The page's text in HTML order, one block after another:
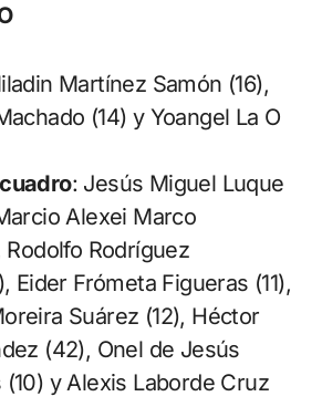
Martínez Samón (16),
(14) y Yoangel La O
: Jesús Miguel Luque
Alexei Marco
Rodolfo Rodríguez
Eider Frómeta Figueras (11),
Suárez (12), Héctor
(42), Onel de Jesús
y Alexis Laborde Cruz